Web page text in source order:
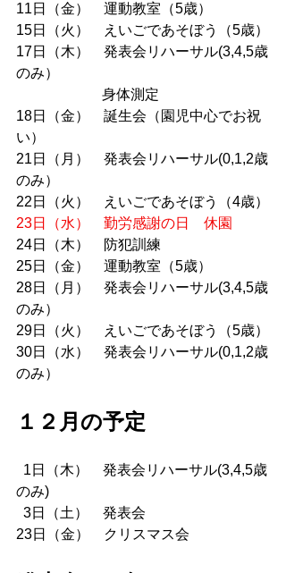
11日（金）　運動教室（5歳）
15日（火）　えいごであそぼう（5歳）
17日（木）　発表会リハーサル(3,4,5歳
のみ）
身体測定
18日（金）　誕生会（園児中心でお祝
い）
21日（月）　発表会リハーサル(0,1,2歳
のみ）
22日（火）　えいごであそぼう（4歳）
23日（水）　勤労感謝の日　休園
24日（木）　防犯訓練
25日（金）　運動教室（5歳）
28日（月）　発表会リハーサル(3,4,5歳
のみ）
29日（火）　えいごであそぼう（5歳）
30日（水）　発表会リハーサル(0,1,2歳
のみ）
１２月の予定
のみ)
  3日（土）　発表会
23日（金）　クリスマス会